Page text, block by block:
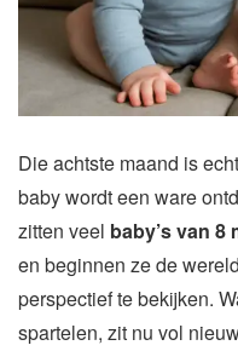
Die achtste maand is
baby wordt een ware
zitten veel baby’s van 8
en beginnen ze de
perspectief te bekijken.
spartelen, zit nu vol